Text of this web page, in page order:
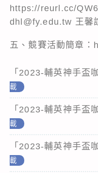
https://reurl.cc/
dhl@fy.edu.tw 王馨
五、競賽活動簡章
「2023-輔英神手盃
載
「2023-輔英神手盃
載
「2023-輔英神手盃
載